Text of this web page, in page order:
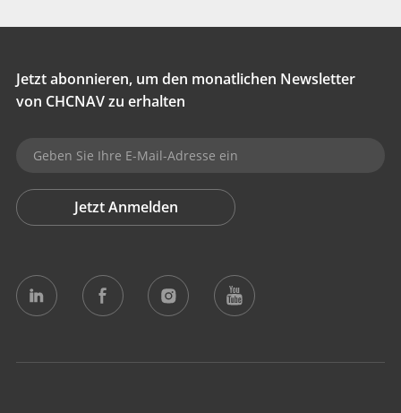
Jetzt abonnieren, um den monatlichen Newsletter
von CHCNAV zu erhalten
Jetzt Anmelden